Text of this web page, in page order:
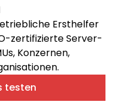
Ersthelfer
zertifizierte Server-
Konzernen,
testen